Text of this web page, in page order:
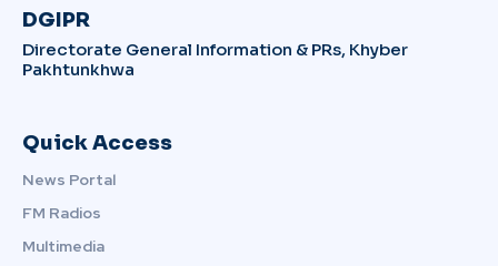
DGIPR
Directorate General Information & PRs, Khyber
Pakhtunkhwa
Quick Access
News Portal
FM Radios
Multimedia